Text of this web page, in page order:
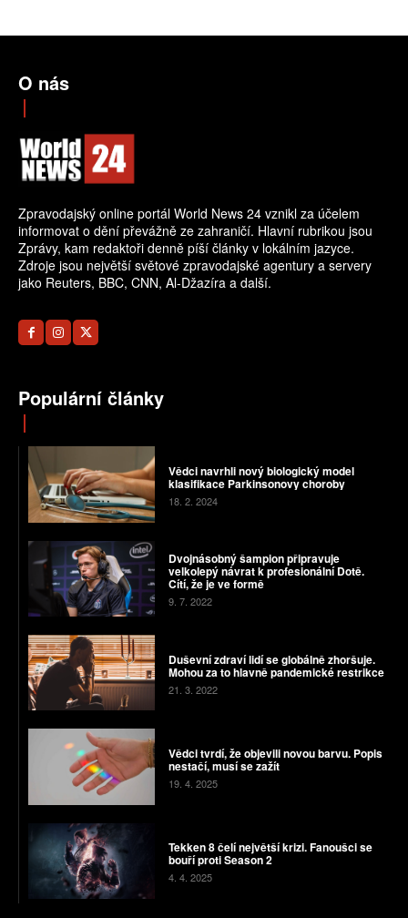
O nás
Zpravodajský online portál World News 24 vznikl za účelem
informovat o dění převážně ze zahraničí. Hlavní rubrikou jsou
Zprávy, kam redaktoři denně píší články v lokálním jazyce.
Zdroje jsou největší světové zpravodajské agentury a servery
jako Reuters, BBC, CNN, Al-Džazíra a další.
Populární články
Vědci navrhli nový biologický model
klasifikace Parkinsonovy choroby
18. 2. 2024
Dvojnásobný šampion připravuje
velkolepý návrat k profesionální Dotě.
Cítí, že je ve formě
9. 7. 2022
Duševní zdraví lidí se globálně zhoršuje.
Mohou za to hlavně pandemické restrikce
21. 3. 2022
Vědci tvrdí, že objevili novou barvu. Popis
nestačí, musí se zažít
19. 4. 2025
Tekken 8 čelí největší krizi. Fanoušci se
bouří proti Season 2
4. 4. 2025